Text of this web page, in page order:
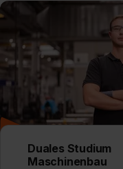
Duales Studium
Maschinenbau